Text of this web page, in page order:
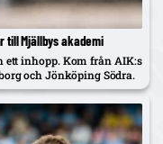
till Mjällbys akademi
ett inhopp. Kom från AIK:s
och Jönköping Södra.